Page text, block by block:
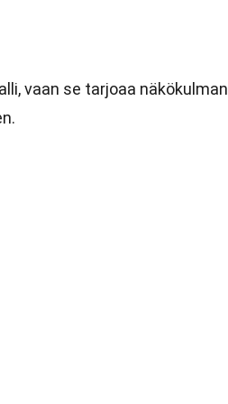
vaan se tarjoaa näkökulman